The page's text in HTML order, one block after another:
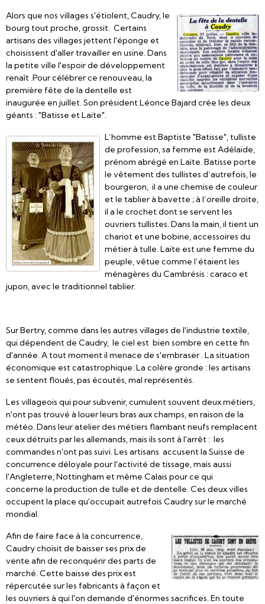
Alors que nos villages s'étiolent, Caudry, le
bourg tout proche, grossit. Certains
artisans des villages jettent l'éponge et
choisissent d'aller travailler en usine. Dans
la petite ville l'espoir de développement
renaît .Pour célébrer ce renouveau, la
première fête de la dentelle est
inaugurée en juillet. Son président Léonce Bajard crée les deux
géants : "Batisse et Laïte".
L’homme est Baptiste "Batisse", tulliste
de profession, sa femme est Adélaïde,
prénom abrégé en Laïte. Batisse porte
le vêtement des tullistes d’autrefois, le
bourgeron, il a une chemise de couleur
et le tablier à bavette ; à l’oreille droite,
il a le crochet dont se servent les
ouvriers tullistes. Dans la main, il tient un
chariot et une bobine, accessoires du
métier à tulle. Laïte est une femme du
peuple, vêtue comme l’étaient les
ménagères du Cambrésis : caraco et
jupon, avec le traditionnel tablier.
Sur Bertry, comme dans les autres villages de l'industrie textile,
qui dépendent de Caudry, le ciel est bien sombre en cette fin
d'année. A tout moment il menace de s'embraser . La situation
économique est catastrophique. La colère gronde : les artisans
se sentent floués, pas écoutés, mal représentés.
Les villageois qui pour subvenir, cumulent souvent deux métiers,
n'ont pas trouvé à louer leurs bras aux champs, en raison de la
météo. Dans leur atelier des métiers flambant neufs remplacent
ceux détruits par les allemands, mais ils sont à l'arrêt : les
commandes n'ont pas suivi. Les artisans accusent la Suisse de
concurrence déloyale pour l'activité de tissage, mais aussi
l'Angleterre, Nottingham et même Calais pour ce qui
concerne la production de tulle et de dentelle. Ces deux villes
occupent la place qu'occupait autrefois Caudry sur le marché
mondial.
Afin de faire face à la concurrence,
Caudry choisit de baisser ses prix de
vente afin de reconquérir des parts de
marché. Cette baisse des prix est
répercutée sur les fabricants à façon et
les ouvriers à qui l'on demande d'énormes sacrifices. En toute